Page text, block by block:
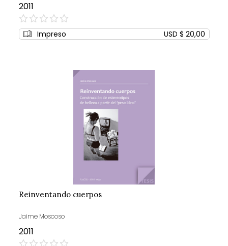
2011
0%
Impreso USD $ 20,00
Reinventando cuerpos
Jaime Moscoso
2011